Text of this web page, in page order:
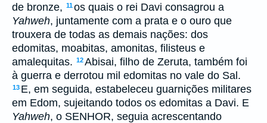
de bronze, 11os quais o rei Davi consagrou a
Yahweh, juntamente com a prata e o ouro que
trouxera de todas as demais nações: dos
edomitas, moabitas, amonitas, filisteus e
amalequitas. 12Abisai, filho de Zeruta, também foi
à guerra e derrotou mil edomitas no vale do Sal.
13 E, em seguida, estabeleceu guarnições militares
em Edom, sujeitando todos os edomitas a Davi. E
Yahweh, o SENHOR, seguia acrescentando